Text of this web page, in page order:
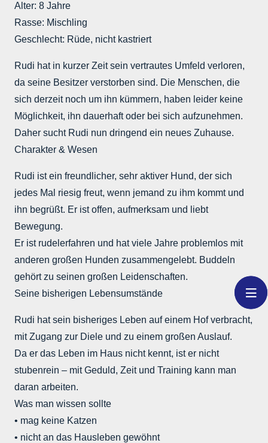
Alter: 8 Jahre
Rasse: Mischling
Geschlecht: Rüde, nicht kastriert
Rudi hat in kurzer Zeit sein vertrautes Umfeld verloren,
da seine Besitzer verstorben sind. Die Menschen, die
sich derzeit noch um ihn kümmern, haben leider keine
Möglichkeit, ihn dauerhaft oder bei sich aufzunehmen.
Daher sucht Rudi nun dringend ein neues Zuhause.
Charakter & Wesen
Rudi ist ein freundlicher, sehr aktiver Hund, der sich
jedes Mal riesig freut, wenn jemand zu ihm kommt und
ihn begrüßt. Er ist offen, aufmerksam und liebt
Bewegung.
Er ist rudelerfahren und hat viele Jahre problemlos mit
anderen großen Hunden zusammengelebt. Buddeln
gehört zu seinen großen Leidenschaften.
Seine bisherigen Lebensumstände
Rudi hat sein bisheriges Leben auf einem Hof verbracht,
mit Zugang zur Diele und zu einem großen Auslauf.
Da er das Leben im Haus nicht kennt, ist er nicht
stubenrein – mit Geduld, Zeit und Training kann man
daran arbeiten.
Was man wissen sollte
• mag keine Katzen
• nicht an das Hausleben gewöhnt